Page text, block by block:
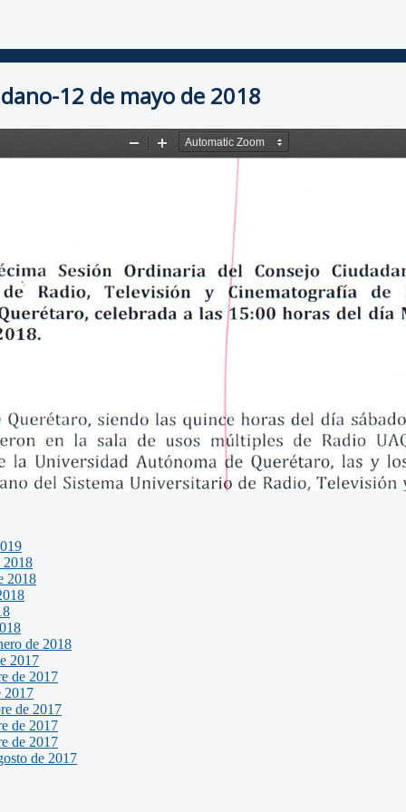
12 de mayo de 2018
2018
2018
de 2018
2017
de 2017
2017
de 2017
de 2017
de 2017
de 2017